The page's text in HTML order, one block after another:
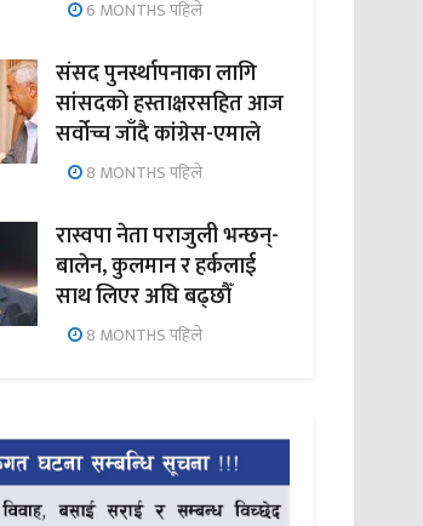
6 MONTHS पहिले
संसद पुनर्स्थापनाका लागि
सांसदको हस्ताक्षरसहित आज
सर्वोच्च जाँदै कांग्रेस-एमाले
8 MONTHS पहिले
रास्वपा नेता पराजुली भन्छन्-
बालेन, कुलमान र हर्कलाई
साथ लिएर अघि बढ्छौँ
8 MONTHS पहिले